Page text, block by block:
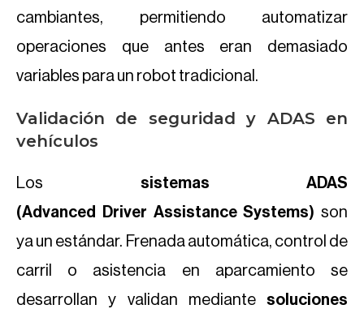
cambiantes, permitiendo automatizar
operaciones que antes eran demasiado
variables para un robot tradicional.
Validación de seguridad y ADAS en
vehículos
Los sistemas ADAS
(Advanced Driver Assistance Systems) son
ya un estándar. Frenada automática, control de
carril o asistencia en aparcamiento se
desarrollan y validan mediante soluciones